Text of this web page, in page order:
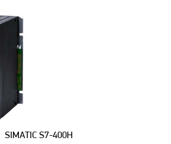
SIMATIC S7-400H